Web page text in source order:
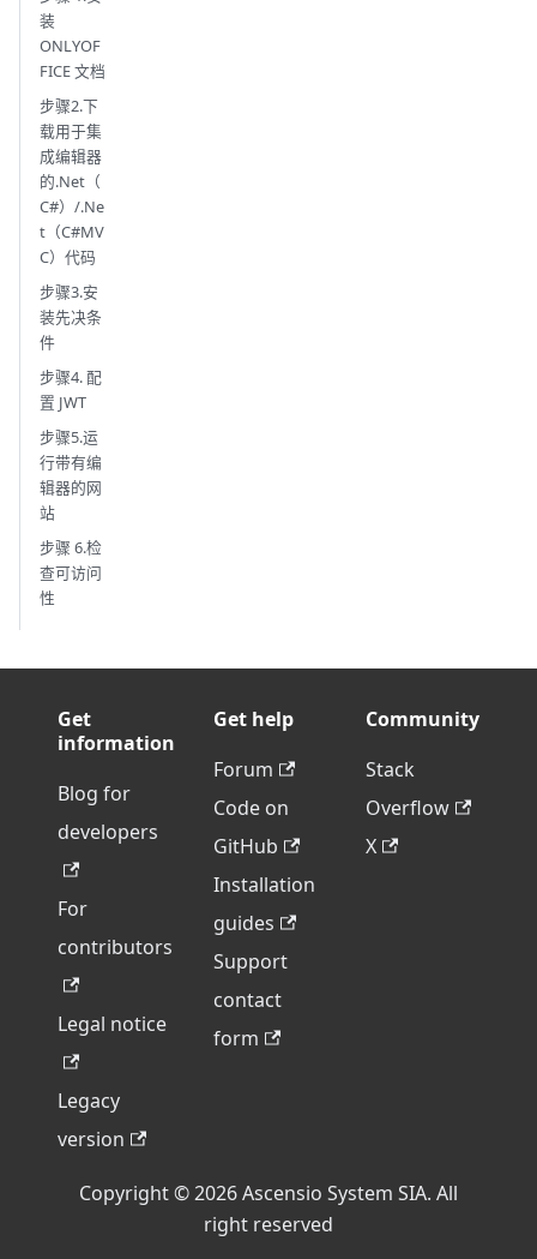
装
ONLYOF
FICE 文档
步骤2.下
载用于集
成编辑器
的.Net（
C#）/.Ne
t（C#MV
C）代码
步骤3.安
装先决条
件
步骤4. 配
置 JWT
步骤5.运
行带有编
辑器的网
站
步骤 6.检
查可访问
性
Get
information
Blog for
developers
For
contributors
Legal notice
Legacy
version
Get help
Forum
Code on
GitHub
Installation
guides
Support
contact
form
Community
Stack
Overflow
X
Copyright © 2026 Ascensio System SIA. All
right reserved